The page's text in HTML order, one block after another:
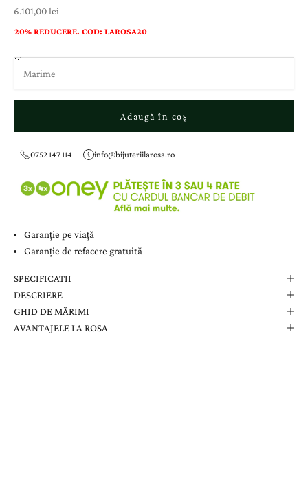
Preț cu reducere
6.101,00 lei
20% REDUCERE. COD: LAROSA20
Adaugă în coș
0752 147 114 info@bijuteriilarosa.ro
Garanție pe viață
Garanție de refacere gratuită
SPECIFICATII
DESCRIERE
GHID DE MĂRIMI
AVANTAJELE LA ROSA